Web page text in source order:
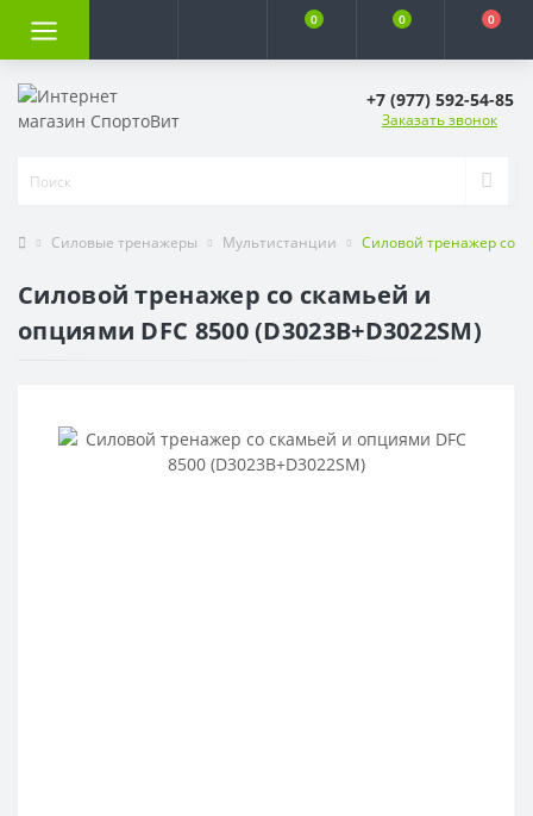
0 0 0
+7 (977) 592-54-85
Заказать звонок
Силовые тренажеры Мультистанции Силовой тренажер со
Силовой тренажер со скамьей и
опциями DFC 8500 (D3023B+D3022SM)